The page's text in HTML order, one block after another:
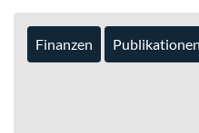
Finanzen Publikationen